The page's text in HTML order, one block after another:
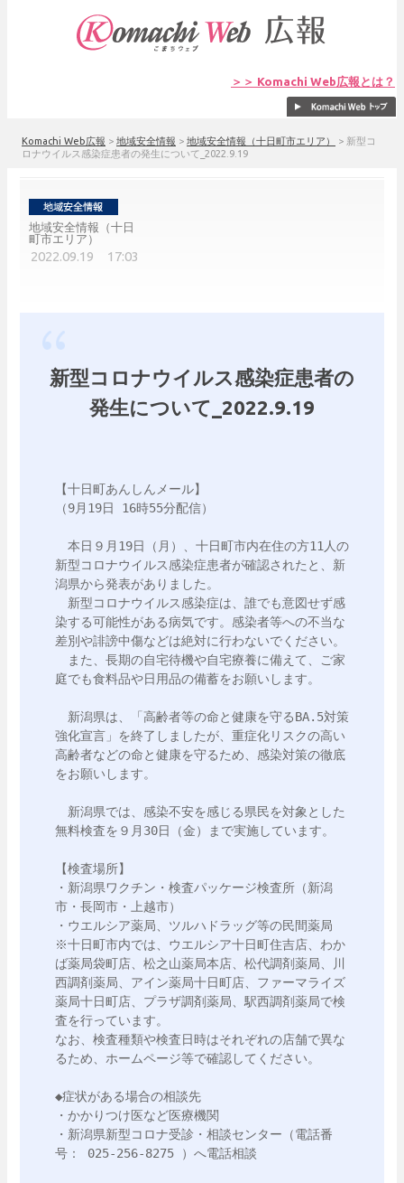
＞＞ Komachi Web広報とは？
Komachi Web広報 > 地域安全情報 > 地域安全情報（十日町市エリア） > 新型コ
ロナウイルス感染症患者の発生について_2022.9.19
地域安全情報（十日
町市エリア）
2022.09.19 17:03
新型コロナウイルス感染症患者の
発生について_2022.9.19
【十日町あんしんメール】
（9月19日 16時55分配信）
本日９月19日（月）、十日町市内在住の方11人の
新型コロナウイルス感染症患者が確認されたと、新
潟県から発表がありました。
新型コロナウイルス感染症は、誰でも意図せず感
染する可能性がある病気です。感染者等への不当な
差別や誹謗中傷などは絶対に行わないでください。
また、長期の自宅待機や自宅療養に備えて、ご家
庭でも食料品や日用品の備蓄をお願いします。
新潟県は、「高齢者等の命と健康を守るBA.5対策
強化宣言」を終了しましたが、重症化リスクの高い
高齢者などの命と健康を守るため、感染対策の徹底
をお願いします。
新潟県では、感染不安を感じる県民を対象とした
無料検査を９月30日（金）まで実施しています。
【検査場所】
・新潟県ワクチン・検査パッケージ検査所（新潟
市・長岡市・上越市）
・ウエルシア薬局、ツルハドラッグ等の民間薬局
※十日町市内では、ウエルシア十日町住吉店、わか
ば薬局袋町店、松之山薬局本店、松代調剤薬局、川
西調剤薬局、アイン薬局十日町店、ファーマライズ
薬局十日町店、プラザ調剤薬局、駅西調剤薬局で検
査を行っています。
なお、検査種類や検査日時はそれぞれの店舗で異な
るため、ホームページ等で確認してください。
◆症状がある場合の相談先
・かかりつけ医など医療機関
・新潟県新型コロナ受診・相談センター（電話番
号： 025-256-8275 ）へ電話相談